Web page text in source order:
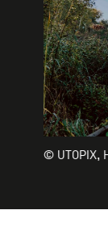
© UTOPIX,